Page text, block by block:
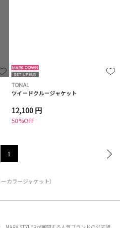
TONAL
ツイードクルージャケット
12,100 円
50%OFF
1
カラージャケット）